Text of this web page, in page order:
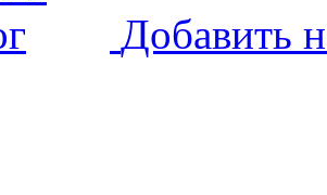
Добавить